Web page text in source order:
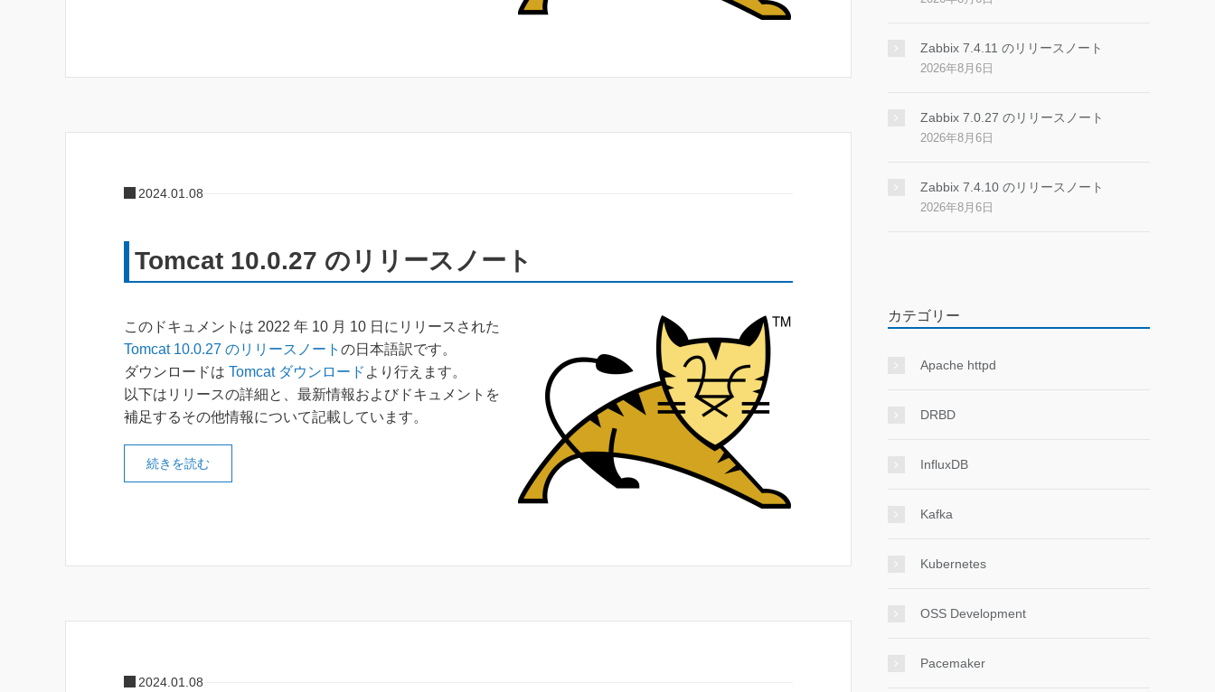
2024.01.08
Tomcat 10.0.27 のリリースノート
このドキュメントは 2022 年 10 月 10 日にリリースされた
Tomcat 10.0.27 のリリースノート の日本語訳です。
ダウンロードは Tomcat ダウンロード より行えます。
以下はリリースの詳細と、最新情報およびドキュメントを
補足するその他情報について記載しています。
続きを読む
2024.01.08
Zabbix 7.4.11 のリリースノート
2026年8月6日
Zabbix 7.0.27 のリリースノート
2026年8月6日
Zabbix 7.4.10 のリリースノート
2026年8月6日
カテゴリー
Apache httpd
DRBD
InfluxDB
Kafka
Kubernetes
OSS Development
Pacemaker